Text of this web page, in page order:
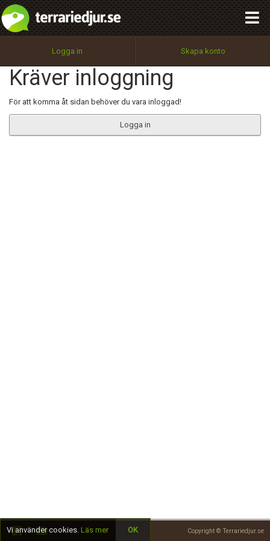
Logga in Skapa konto
Kräver inloggning
För att komma åt sidan behöver du vara inloggad!
Logga in
Copyright © Terrariedjur.se
Utför
100%
OK
integritetspolicy
Namn:
Epost:
Begär nytt lösenord
Tillbaka till förstasidan
Vi använder cookies. Läs mer OK